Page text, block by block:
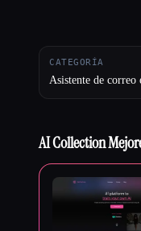
CATEGORÍA
Asistente de correo
AI Collection